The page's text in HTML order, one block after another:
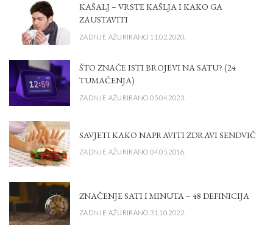
KAŠALJ – VRSTE KAŠLJA I KAKO GA
ZAUSTAVITI
ZADNJE AŽURIRANO 11.02.2020.
ŠTO ZNAČE ISTI BROJEVI NA SATU? (24
TUMAČENJA)
ZADNJE AŽURIRANO 05.04.2023.
SAVJETI KAKO NAPRAVITI ZDRAVI SENDVIČ
ZADNJE AŽURIRANO 04.05.2016.
ZNAČENJE SATI I MINUTA – 48 DEFINICIJA
ZADNJE AŽURIRANO 31.10.2022.